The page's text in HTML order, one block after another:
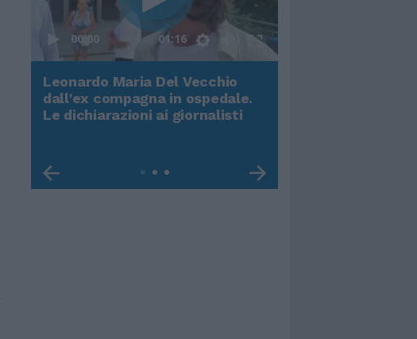
00:00 01:16
Leonardo Maria Del Vecchio
dall'ex compagna in ospedale.
Le dichiarazioni ai giornalisti